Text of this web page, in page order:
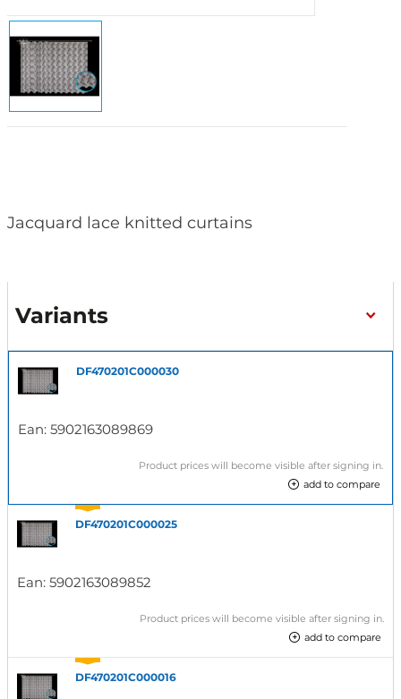
Jacquard lace knitted curtains
Variants
DF470201C000030
Ean: 5902163089869
Product prices will become visible after signing in.
add to compare
DF470201C000025
Ean: 5902163089852
Product prices will become visible after signing in.
add to compare
DF470201C000016